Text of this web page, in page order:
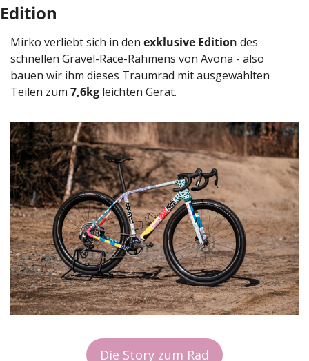
Edition
Mirko verliebt sich in den exklusive Edition des
schnellen Gravel-Race-Rahmens von Avona - also
bauen wir ihm dieses Traumrad mit ausgewählten
Teilen zum 7,6kg leichten Gerät.
Die Story zum Rad